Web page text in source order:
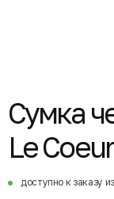
Сумка
Le Coeur
доступно к заказу